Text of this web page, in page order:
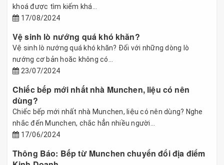
khoá được tìm kiếm khá...
17/08/2024
Vệ sinh lò nướng quá khó khăn?
Vệ sinh lò nướng quá khó khăn? Đối với những dòng lò
nướng cơ bản hoăc không có...
23/07/2024
Chiếc bếp mới nhất nhà Munchen, liệu có nên
dùng?
Chiếc bếp mới nhất nhà Munchen, liệu có nên dùng? Nghe
nhắc đến Munchen, chắc hẳn nhiều người...
17/06/2024
Thông Báo: Bếp từ Munchen chuyển đổi địa điểm